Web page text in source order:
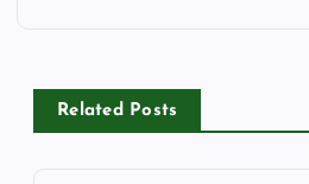
Related Posts